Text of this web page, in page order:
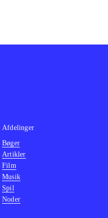
Afdelinger
Bøger
Artikler
Film
Musik
Spil
Noder